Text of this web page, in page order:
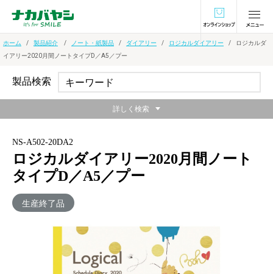
オンラインショ
ホーム 製品紹介 ノート・紙製品 ダイアリー ロジカルダイアリー
ロジカルダ
イアリー2020月間ノートタイプD／A5／プー
NS-A502-20DA2
ロジカルダイアリー2020月間ノート
タイプD／A5／プー
生産終了品
製品検索
詳しく検索